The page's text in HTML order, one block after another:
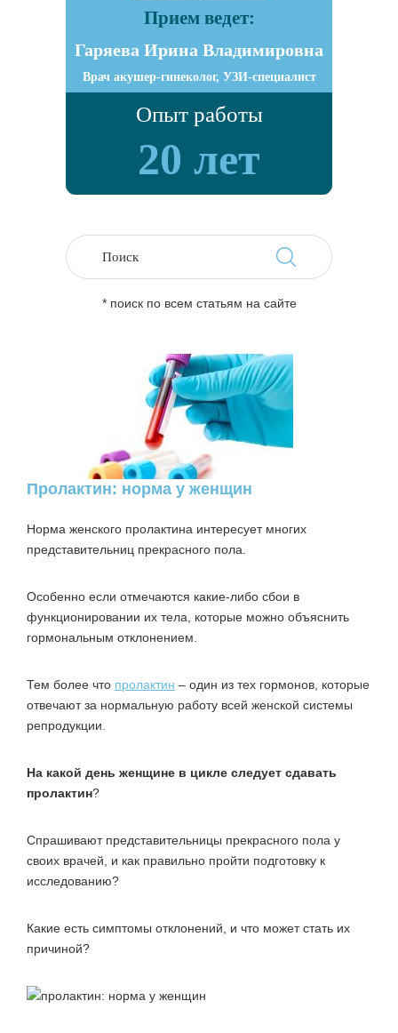
Прием ведет:
Гаряева Ирина Владимировна
Врач акушер-гинеколог, УЗИ-специалист
Опыт работы
20 лет
* поиск по всем статьям на сайте
Пролактин: норма у женщин
Норма женского пролактина интересует многих
представительниц прекрасного пола.
Особенно если отмечаются какие-либо сбои в
функционировании их тела, которые можно объяснить
гормональным отклонением.
Тем более что пролактин – один из тех гормонов, которые
отвечают за нормальную работу всей женской системы
репродукции.
На какой день женщине в цикле следует сдавать
пролактин?
Спрашивают представительницы прекрасного пола у
своих врачей, и как правильно пройти подготовку к
исследованию?
Какие есть симптомы отклонений, и что может стать их
причиной?